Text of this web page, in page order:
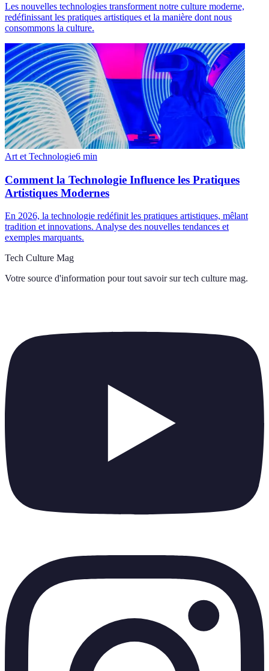
Les nouvelles technologies transforment notre culture moderne,
redéfinissant les pratiques artistiques et la manière dont nous
consommons la culture.
Art et Technologie6 min
Comment la Technologie Influence les Pratiques
Artistiques Modernes
En 2026, la technologie redéfinit les pratiques artistiques, mêlant
tradition et innovations. Analyse des nouvelles tendances et
exemples marquants.
Tech Culture Mag
Votre source d'information pour tout savoir sur tech culture mag.